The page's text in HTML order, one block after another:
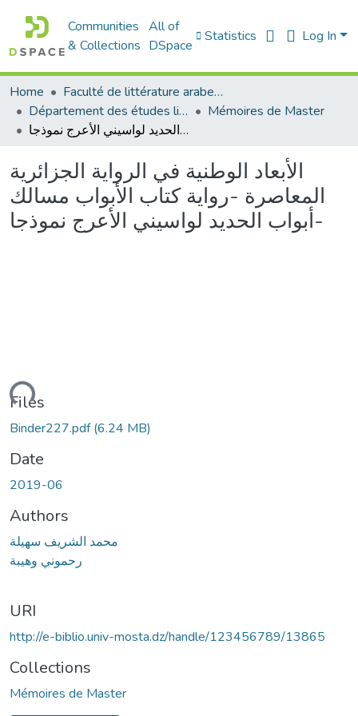
Communities
& Collections
All of
DSpace
Statistics Log In
Home
Faculté de littérature arabe et des arts
Département des études littéraires et critiques
Mémoires de Master
الأبعاد الوطنية في الرواية الجزائرية المعاصرة -رواية كتاب الأبواب مسالك أبواب الحديد لواسيني الأعرج نموذجا-
الأبعاد الوطنية في الرواية الجزائرية
المعاصرة -رواية كتاب الأبواب مسالك
أبواب الحديد لواسيني الأعرج نموذجا-
Files
Binder227.pdf(6.24 MB)
Date
2019-06
Authors
محمد الشريف سهيلة
رحموني وهيبة
URI
http://e-biblio.univ-mosta.dz/handle/123456789/13865
Collections
Mémoires de Master